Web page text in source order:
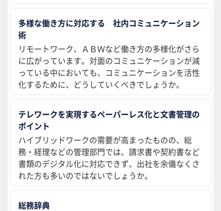
多様な働き方に対応する 社内コミュニケーション
術
リモートワーク、ＡＢＷなど働き方の多様化がさら
に広がっています。対面のコミュニケーションが減
っている中においても、コミュニケーションを活性
化するために、どうしていくべきでしょうか。
テレワークを実現するペーパーレス化と文書管理の
ポイント
ハイブリッドワークの需要が高まったものの、総
務・経理などの管理部門では、請求書や契約書など
書類のデジタル化に対応できず、出社を余儀なくさ
れた方も多いのではないでしょうか。
総務辞典